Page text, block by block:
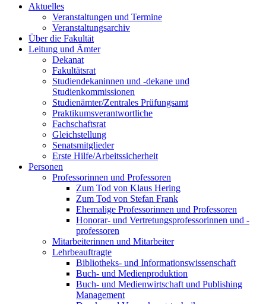
Aktuelles
Veranstaltungen und Termine
Veranstaltungsarchiv
Über die Fakultät
Leitung und Ämter
Dekanat
Fakultätsrat
Studiendekaninnen und -dekane und
Studienkommissionen
Studienämter/Zentrales Prüfungsamt
Praktikumsverantwortliche
Fachschaftsrat
Gleichstellung
Senatsmitglieder
Erste Hilfe/Arbeitssicherheit
Personen
Professorinnen und Professoren
Zum Tod von Klaus Hering
Zum Tod von Stefan Frank
Ehemalige Professorinnen und Professoren
Honorar- und Vertretungsprofessorinnen und -
professoren
Mitarbeiterinnen und Mitarbeiter
Lehrbeauftragte
Bibliotheks- und Informationswissenschaft
Buch- und Medienproduktion
Buch- und Medienwirtschaft und Publishing
Management